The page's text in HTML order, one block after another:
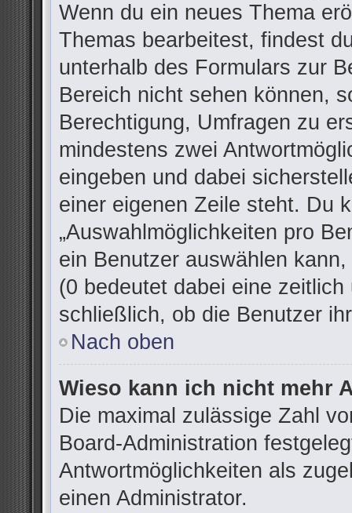
Wenn du ein neues Thema
Themas bearbeitest, findest
unterhalb des Formulars zur
Bereich nicht sehen können,
Berechtigung, Umfragen zu
mindestens zwei
eingeben und dabei
einer eigenen Zeile steht. Du
„Auswahlmöglichkeiten pro
ein Benutzer auswählen
(0 bedeutet dabei eine
schließlich, ob die Benutzer
Nach oben
Wieso kann ich nicht mehr
Die maximal zulässige Zahl
Board-Administration
Antwortmöglichkeiten als
einen Administrator.